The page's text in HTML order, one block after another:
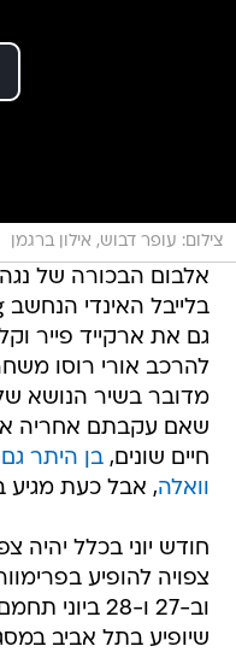
צילום: עופר דבוש, אילון ברגמן
גם את ארקייד פייר
להרכב אורי רוסו
שאם עקבתם אחריה
חיים שונים,בן היתר
וואלה, אבל כעת מגיע
חודש יוני בכלל יהיה
צפויה להופיע
וב-27 ו-28
שיופיע בתל אביב